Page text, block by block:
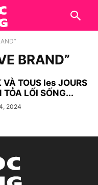
BRAND”
VÀ TOUS les JOURS
TỎA LỐI SỐNG...
2024